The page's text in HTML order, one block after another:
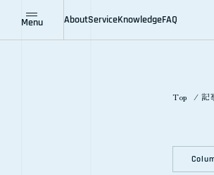
Menu AboutServiceKnowledgeFAQ
Top 記